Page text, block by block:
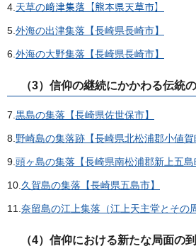
4. 天草の﨑津集落【熊本県天草市】
5. 外海の出津集落【長崎県長崎市】
6. 外海の大野集落【長崎県長崎市】
（3）信仰の継続にかかわる伝統
7. 黒島の集落【長崎県佐世保市】
8. 野崎島の集落跡【長崎県北松浦郡小値賀
9. 頭ヶ島の集落【長崎県南松浦郡新上五島
10. 久賀島の集落【長崎県五島市】
11.奈留島の江上集落（江上天主堂とその
（4）信仰における新たな局面の